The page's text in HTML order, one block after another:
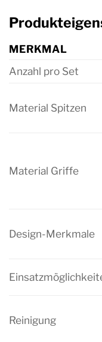
MERKMAL
Anzahl pro Set
Material Spitzen
Material Griffe
Design-Merkmale
Reinigung